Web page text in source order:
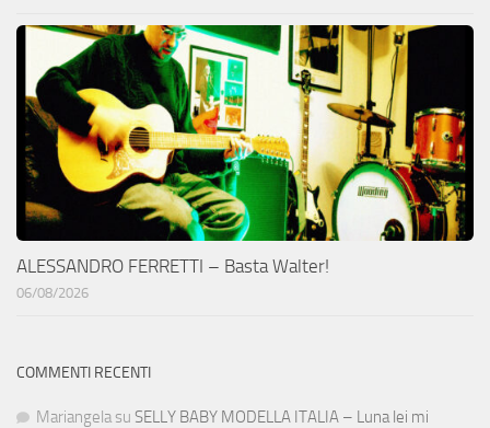
ALESSANDRO FERRETTI – Basta Walter!
06/08/2026
COMMENTI RECENTI
Mariangela su SELLY BABY MODELLA ITALIA – Luna lei mi